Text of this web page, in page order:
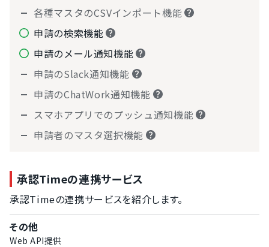
各種マスタのCSVインポート機能
申請の検索機能
申請のメール通知機能
申請のSlack通知機能
申請のChatWork通知機能
スマホアプリでのプッシュ通知機能
申請者のマスタ選択機能
承認Timeの連携サービス
承認Timeの連携サービスを紹介します。
その他
Web API提供